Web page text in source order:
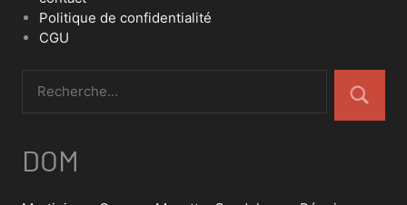
Politique de confidentialité
CGU
DOM